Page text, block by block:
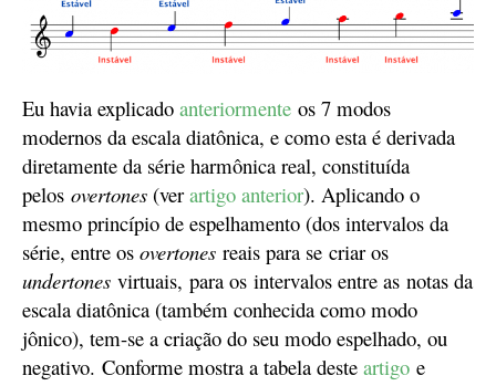
Eu havia explicado anteriormente os 7 modos
modernos da escala diatônica, e como esta é derivada
diretamente da série harmônica real, constituída
pelos overtones (ver artigo anterior). Aplicando o
mesmo princípio de espelhamento (dos intervalos da
série, entre os overtones reais para se criar os
undertones virtuais, para os intervalos entre as notas da
escala diatônica (também conhecida como modo
jônico), tem-se a criação do seu modo espelhado, ou
negativo. Conforme mostra a tabela deste artigo e